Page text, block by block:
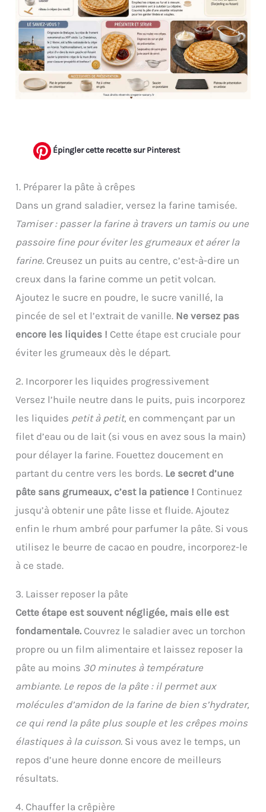
Épingler cette recette sur Pinterest
1. Préparer la pâte à crêpes
Dans un grand saladier, versez la farine tamisée.
Tamiser : passer la farine à travers un tamis ou une
passoire fine pour éviter les grumeaux et aérer la
farine. Creusez un puits au centre, c’est-à-dire un
creux dans la farine comme un petit volcan.
Ajoutez le sucre en poudre, le sucre vanillé, la
pincée de sel et l’extrait de vanille. Ne versez pas
encore les liquides ! Cette étape est cruciale pour
éviter les grumeaux dès le départ.
2. Incorporer les liquides progressivement
Versez l’huile neutre dans le puits, puis incorporez
les liquides petit à petit, en commençant par un
filet d’eau ou de lait (si vous en avez sous la main)
pour délayer la farine. Fouettez doucement en
partant du centre vers les bords. Le secret d’une
pâte sans grumeaux, c’est la patience ! Continuez
jusqu’à obtenir une pâte lisse et fluide. Ajoutez
enfin le rhum ambré pour parfumer la pâte. Si vous
utilisez le beurre de cacao en poudre, incorporez-le
à ce stade.
3. Laisser reposer la pâte
Cette étape est souvent négligée, mais elle est
fondamentale. Couvrez le saladier avec un torchon
propre ou un film alimentaire et laissez reposer la
pâte au moins 30 minutes à température
ambiante. Le repos de la pâte : il permet aux
molécules d’amidon de la farine de bien s’hydrater,
ce qui rend la pâte plus souple et les crêpes moins
élastiques à la cuisson. Si vous avez le temps, un
repos d’une heure donne encore de meilleurs
résultats.
4. Chauffer la crêpière